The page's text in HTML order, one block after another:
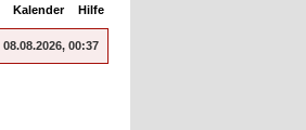
Kalender Hilfe
08.08.2026, 00:37